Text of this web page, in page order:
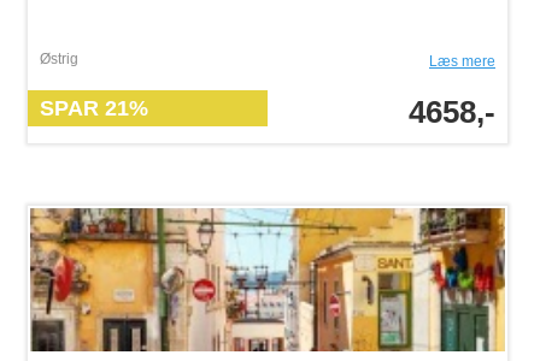
Østrig Læs mere
SPAR 21% 4658,-